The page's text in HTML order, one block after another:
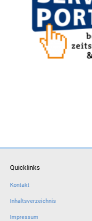
Quicklinks
Kontakt
Inhaltsverzeichnis
Impressum